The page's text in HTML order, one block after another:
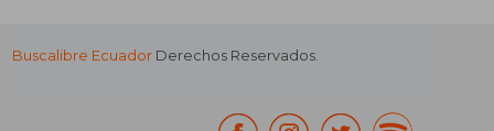
Buscalibre Ecuador Derechos Reservados.